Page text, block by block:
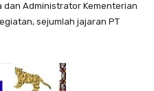
dan Administrator Kementerian
sejumlah jajaran PT